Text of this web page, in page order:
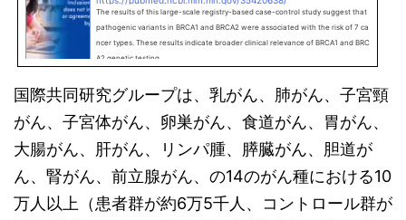
The results of this large-scale registry-based case-control study suggest that
pathogenic variants in BRCA1 and BRCA2 were associated with the risk of 7 ca
ncer types. These results indicate broader clinical relevance of BRCA1 and BRC
A2 genetic testing.
国際共同研究グループは、乳がん、肺がん、子宮頸
がん、子宮体がん、卵巣がん、食道がん、胃がん、
大腸がん、肝がん、リンパ腫、膵臓がん、胆道が
ん、腎がん、前立腺がん、の14のがん種における10
万人以上（患者群が約6万5千人、コントロール群が